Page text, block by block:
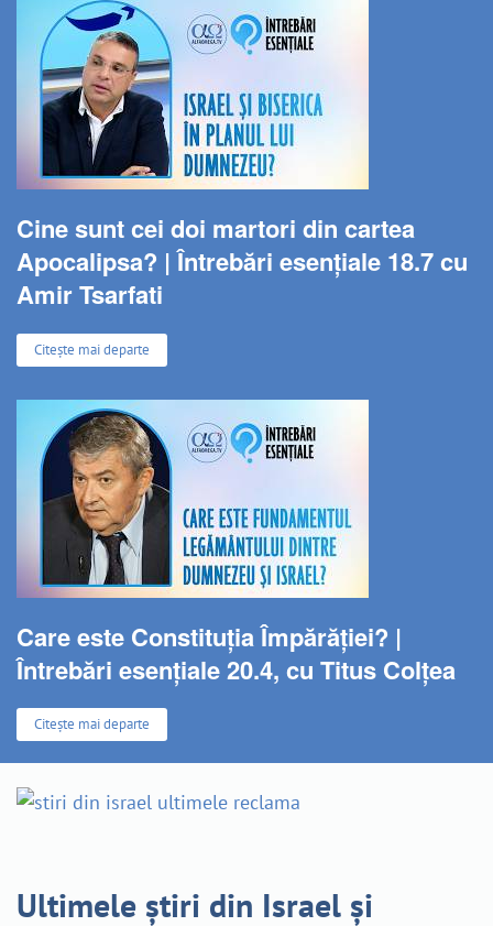
Cine sunt cei doi martori din cartea
Apocalipsa? | Întrebări esențiale 18.7 cu
Amir Tsarfati
Citește mai departe
Care este Constituția Împărăției? |
Întrebări esențiale 20.4, cu Titus Colțea
Citește mai departe
Ultimele știri din Israel și